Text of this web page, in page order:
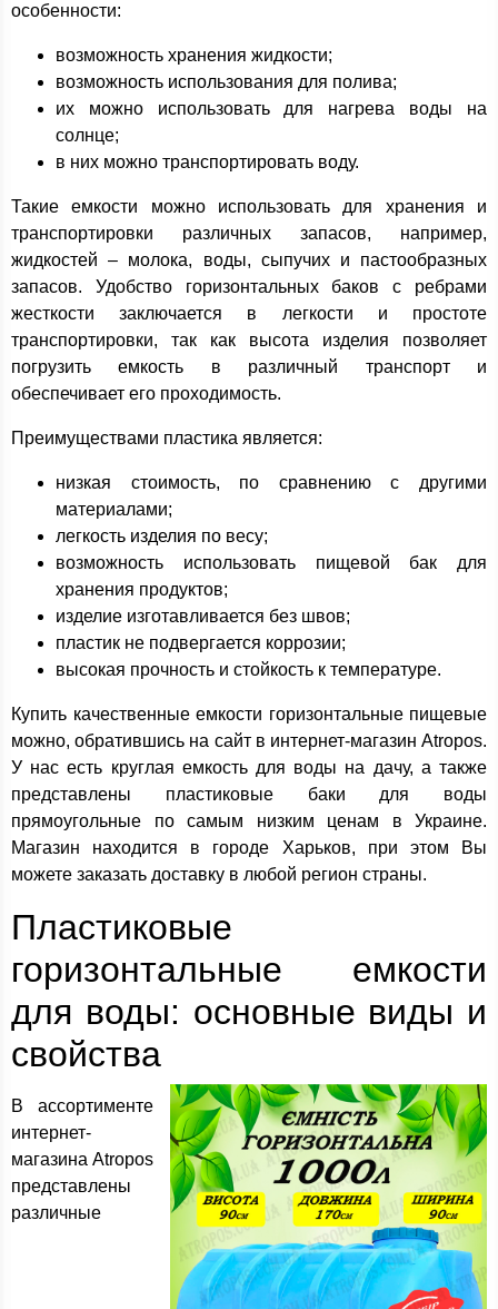
особенности:
возможность хранения жидкости;
возможность использования для полива;
их можно использовать для нагрева воды на
солнце;
в них можно транспортировать воду.
Такие емкости можно использовать для хранения и
транспортировки различных запасов, например,
жидкостей – молока, воды, сыпучих и пастообразных
запасов. Удобство горизонтальных баков с ребрами
жесткости заключается в легкости и простоте
транспортировки, так как высота изделия позволяет
погрузить емкость в различный транспорт и
обеспечивает его проходимость.
Преимуществами пластика является:
низкая стоимость, по сравнению с другими
материалами;
легкость изделия по весу;
возможность использовать пищевой бак для
хранения продуктов;
изделие изготавливается без швов;
пластик не подвергается коррозии;
высокая прочность и стойкость к температуре.
Купить качественные емкости горизонтальные пищевые
можно, обратившись на сайт в интернет-магазин Atropos.
У нас есть круглая емкость для воды на дачу, а также
представлены пластиковые баки для воды
прямоугольные по самым низким ценам в Украине.
Магазин находится в городе Харьков, при этом Вы
можете заказать доставку в любой регион страны.
Пластиковые
горизонтальные емкости
для воды: основные виды и
свойства
В ассортименте
интернет-
магазина Atropos
представлены
различные